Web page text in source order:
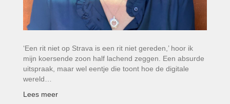
‘Een rit niet op Strava is een rit niet gereden,’ hoor ik
mijn koersende zoon half lachend zeggen. Een absurde
uitspraak, maar wel eentje die toont hoe de digitale
wereld…
Lees meer